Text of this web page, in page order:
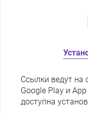
Ссылки ведут
Google Play и
доступна